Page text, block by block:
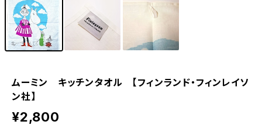
ムーミン キッチンタオル 【フィンランド・フィンレイソ
ン社】
¥2,800